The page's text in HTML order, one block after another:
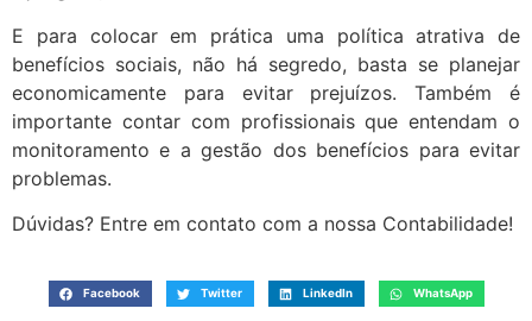
E para colocar em prática uma política atrativa de
benefícios sociais, não há segredo, basta se planejar
economicamente para evitar prejuízos. Também é
importante contar com profissionais que entendam o
monitoramento e a gestão dos benefícios para evitar
problemas.
Dúvidas? Entre em contato com a nossa Contabilidade!
Facebook Twitter LinkedIn WhatsApp